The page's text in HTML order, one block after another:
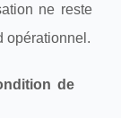
ne reste
opérationnel.
de